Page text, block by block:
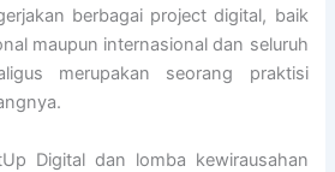
berbagai project digital, baik
maupun internasional dan seluruh
merupakan seorang praktisi
Digital dan lomba kewirausahan